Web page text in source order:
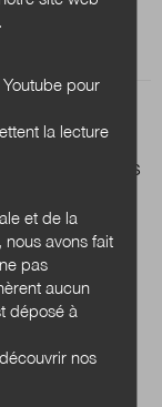
sera le
santé dans les
nouvelles
de
pour
la lecture
et de la
avons fait
pas
aucun
déposé à
nos